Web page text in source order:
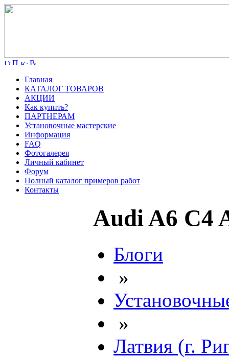
Главная
КАТАЛОГ ТОВАРОВ
АКЦИИ
Как купить?
ПАРТНЕРАМ
Установочные мастерские
Информация
FAQ
Фотогалерея
Личный кабинет
Форум
Полный каталог примеров работ
Контакты
Audi A6 C4
Блоги
»
»
Латвия (г.